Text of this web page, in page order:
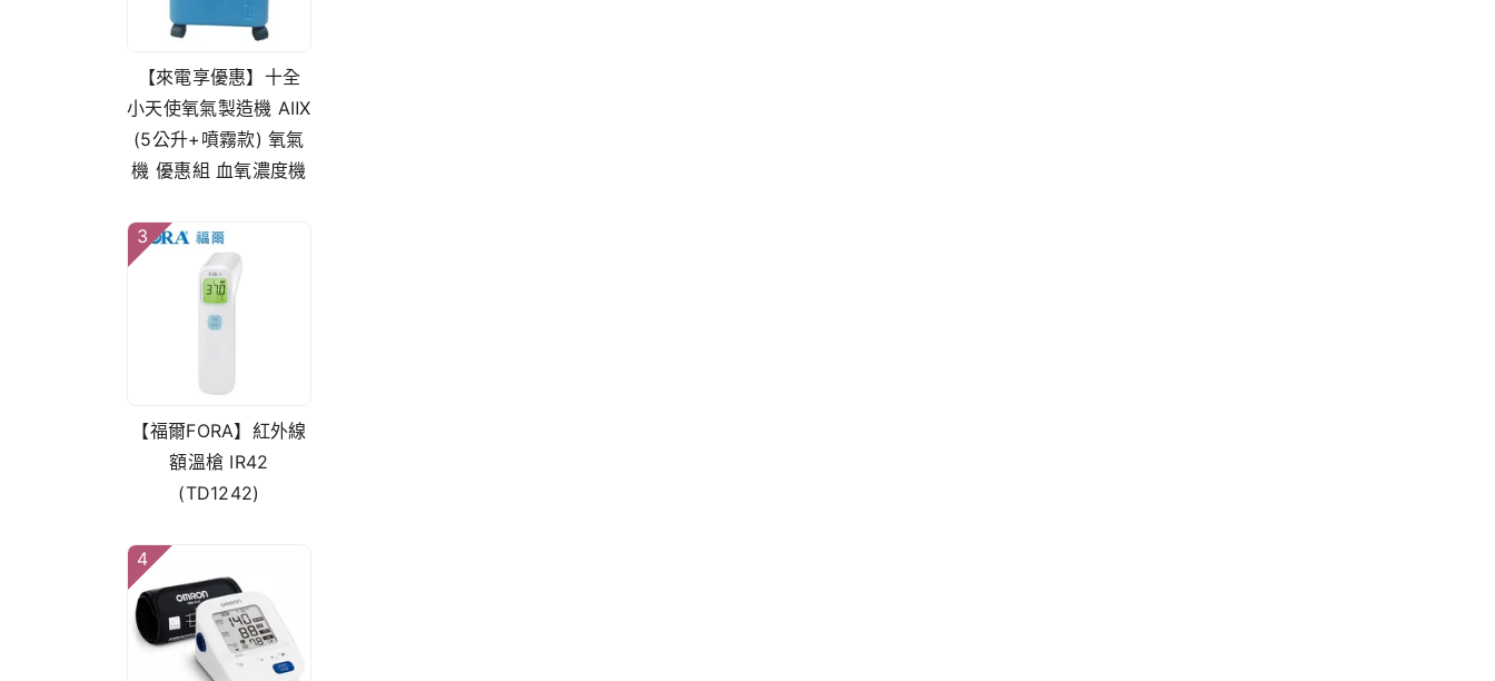
【來電享優惠】十全
小天使氧氣製造機 AⅡX
(5公升+噴霧款) 氧氣
機 優惠組 血氧濃度機
3
【福爾FORA】紅外線
額溫槍 IR42
(TD1242)
4